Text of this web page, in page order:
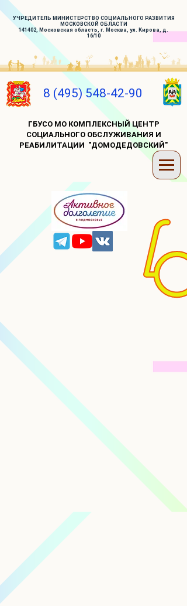
УЧРЕДИТЕЛЬ МИНИСТЕРСТВО СОЦИАЛЬНОГО РАЗВИТИЯ
МОСКОВСКОЙ ОБЛАСТИ
141402, Московская область, г. Москва, ул. Кирова, д.
16/10
8 (495) 548-42-90
ГБУСО МО КОМПЛЕКСНЫЙ ЦЕНТР
СОЦИАЛЬНОГО ОБСЛУЖИВАНИЯ И
РЕАБИЛИТАЦИИ "ДОМОДЕДОВСКИЙ"